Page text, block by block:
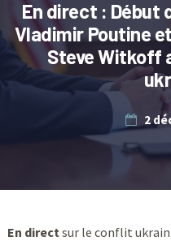
En direct : Début
Vladimir Poutine
Steve Witkoff
2
En directsur le conflit